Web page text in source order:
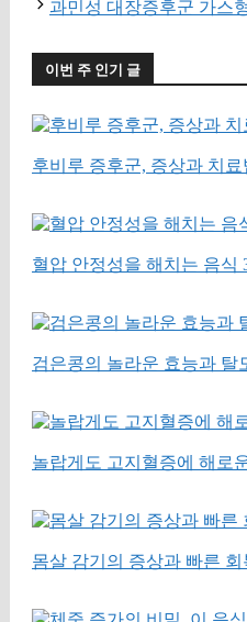
과민성 대장증후군 가스
이번 주 인기 글
후비루 증후군, 증상과 치료
혈압 안정성을 해치는 음식
검은콩의 놀라운 효능과 탈
놀랍게도 고지혈증에 해로
몸살 감기의 증상과 빠른 회